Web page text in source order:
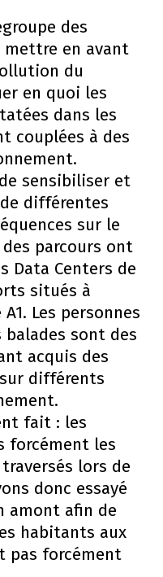
des
en avant
du
en quoi les
dans les
couplées à des
sensibiliser et
différentes
sur le
parcours ont
Data Centers de
situés à
Les personnes
sont des
acquis des
différents
fait : les
forcément les
lors de
donc essayé
amont afin de
habitants aux
pas forcément